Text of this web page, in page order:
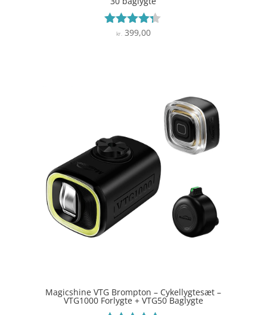
Vurderet
kr.399,00
Magicshine VTG Brompton – Cykellygtesæt –
VTG1000 Forlygte + VTG50 Baglygte